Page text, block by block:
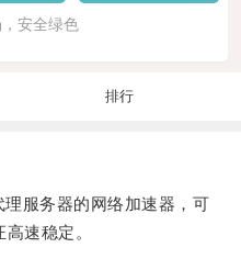
安全绿色
排行
服务器的网络加速器，可
速稳定。